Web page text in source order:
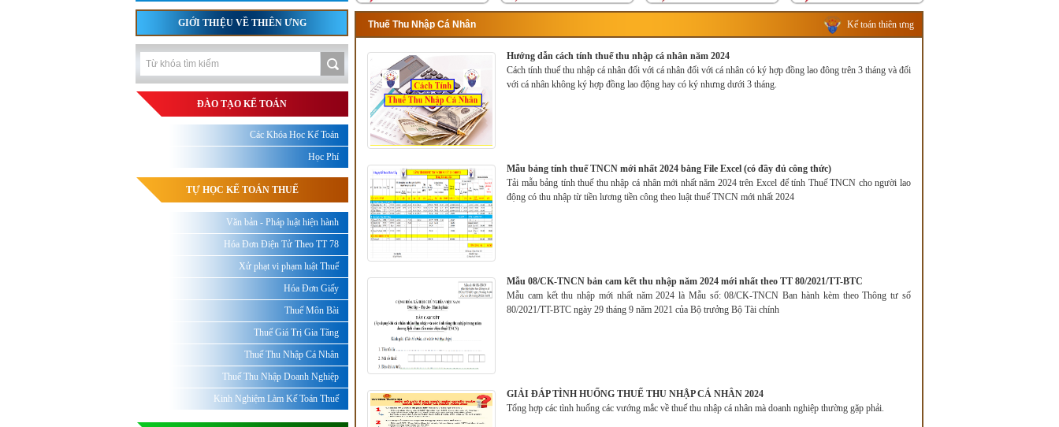
Thuế Thu Nhập Cá Nhân Kế toán thiên ưng
Hướng dẫn cách tính thuế thu nhập cá nhân năm 2024
Cách tính thuế thu nhập cá nhân đối với cá nhân đối với cá nhân có ký hợp đồng lao đông trên 3 tháng và đối
với cá nhân không ký hợp đồng lao động hay có ký nhưng dưới 3 tháng.
Mẫu bảng tính thuế TNCN mới nhất 2024 bằng File Excel (có đầy đủ công thức)
Tải mẫu bảng tính thuế thu nhập cá nhân mới nhất năm 2024 trên Excel để tính Thuế TNCN cho người lao
động có thu nhập từ tiền lương tiền công theo luật thuế TNCN mới nhất 2024
Mẫu 08/CK-TNCN bản cam kết thu nhập năm 2024 mới nhất theo TT 80/2021/TT-BTC
Mẫu cam kết thu nhập mới nhất năm 2024 là Mẫu số: 08/CK-TNCN Ban hành kèm theo Thông tư số
80/2021/TT-BTC ngày 29 tháng 9 năm 2021 của Bộ trưởng Bộ Tài chính
GIẢI ĐÁP TÌNH HUỐNG THUẾ THU NHẬP CÁ NHÂN 2024
Tổng hợp các tình huống các vướng mắc về thuế thu nhập cá nhân mà doanh nghiệp thường gặp phải.
GIỚI THIỆU VỀ THIÊN ƯNG
ĐÀO TẠO KẾ TOÁN
Các Khóa Học Kế Toán
Học Phí
TỰ HỌC KẾ TOÁN THUẾ
Văn bản - Pháp luật hiện hành
Hóa Đơn Điện Tử Theo TT 78
Xử phạt vi phạm luật Thuế
Hóa Đơn Giấy
Thuế Môn Bài
Thuế Giá Trị Gia Tăng
Thuế Thu Nhập Cá Nhân
Thuế Thu Nhập Doanh Nghiệp
Kinh Nghiệm Làm Kế Toán Thuế